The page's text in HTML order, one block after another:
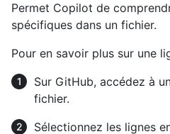
Permet Copilot de
spécifiques dans un fichier.
Pour en savoir plus sur une
Sur GitHub, accédez à
fichier.
Sélectionnez les lignes